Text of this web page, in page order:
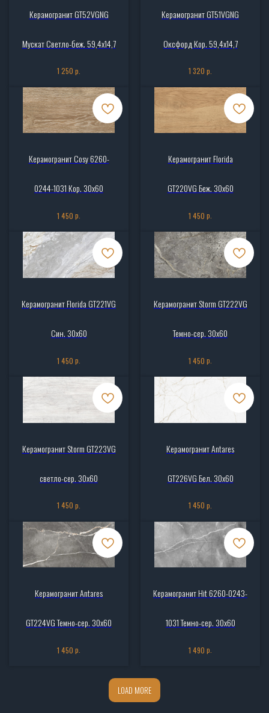
Керамогранит GT52VGNG
Мускат Светло-беж. 59,4х14,7
1 250 р.
Керамогранит GT51VGNG
Оксфорд Кор. 59,4х14,7
1 320 р.
Керамогранит Cosy 6260-
0244-1031 Кор. 30x60
1 450 р.
Керамогранит Florida
GT220VG Беж. 30x60
1 450 р.
Керамогранит Florida GT221VG
Син. 30x60
1 450 р.
Керамогранит Storm GT222VG
Темно-сер. 30x60
1 450 р.
Керамогранит Storm GT223VG
светло-сер. 30x60
1 450 р.
Керамогранит Antares
GT226VG Бел. 30x60
1 450 р.
Керамогранит Antares
GT224VG Темно-сер. 30x60
1 450 р.
Керамогранит Hit 6260-0243-
1031 Темно-сер. 30x60
1 490 р.
LOAD MORE